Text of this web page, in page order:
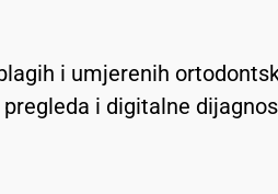
i umjerenih
i digitalne